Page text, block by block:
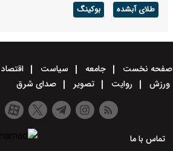
طلای آبشده بوکینگ
صفحه نخست جامعه سیاست اقتصاد
ورزش
روایت تصویر صدای شرق
تماس با ما